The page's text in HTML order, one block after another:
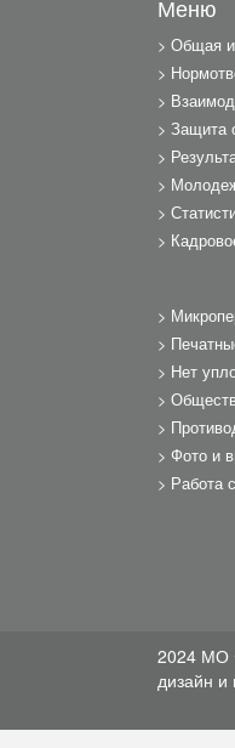
Меню
Общая
Защита
Нет
Фото и
Работа
2024 МО
дизайн и